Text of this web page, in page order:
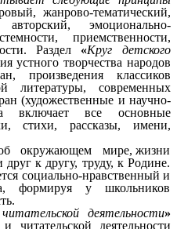
жанрово-тематический,
авторский, эмоционально-
приемственности,
Раздел «Круг детского
устного творчества народов
произведения классиков
литературы, современных
(художественные и научно-
включает все основные
стихи, рассказы, имени,
окружающем мире, жизни
к другу, труду, к Родине.
социально-нравственный и
формируя у школьников
деятельности»
деятельности